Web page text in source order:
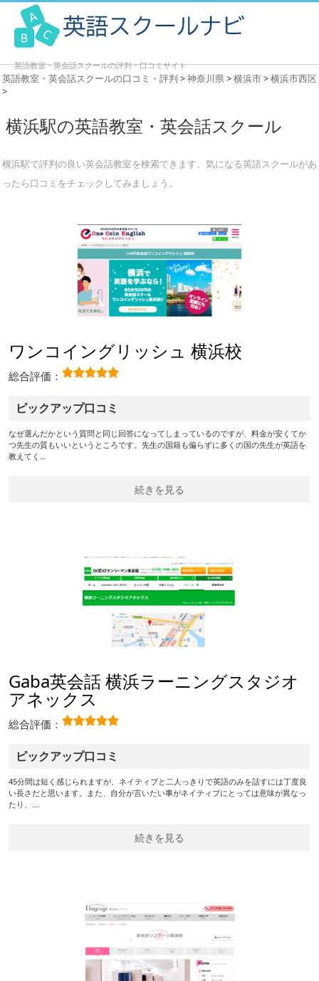
英語教室・英会話スクールの評判・口コミサイト
英語教室・英会話スクールの口コミ・評判 >神奈川県>横浜市>横浜市西区
>
横浜駅の英語教室・英会話スクール
横浜駅で評判の良い英会話教室を検索できます。気になる英語スクールがあ
ったら口コミをチェックしてみましょう。
ワンコイングリッシュ 横浜校
総合評価：
ピックアップ口コミ
なぜ選んだかという質問と同じ回答になってしまっているのですが、料金が安くてか
つ先生の質もいいというところです。先生の国籍も偏らずに多くの国の先生が英語を
教えてく…
続きを見る
Gaba英会話 横浜ラーニングスタジオ
アネックス
総合評価：
ピックアップ口コミ
45分間は短く感じられますが、ネイティブと二人っきりで英語のみを話すには丁度良
い長さだと思います。また、自分が言いたい事がネイティブにとっては意味が異なっ
たり、…
続きを見る